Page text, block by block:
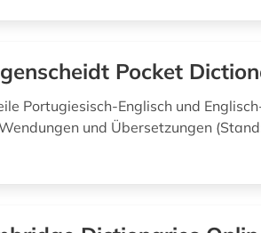
Pocket
Portugiesisch-Englisch und
und Übersetzungen